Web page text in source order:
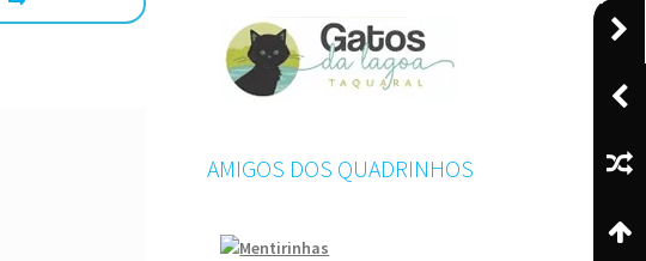
AMIGOS DOS QUADRINHOS